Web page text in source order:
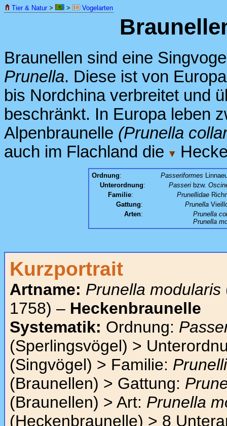
Tier & Natur > > Vogelarten
Braunellen sind eine
Prunella. Diese ist von
bis Nordchina verbreitet und
beschränkt. In Europa leben
Alpenbraunelle (Prunella
auch im Flachland die
Ordnung: Passeriformes
Unterordnung: Passeri bzw.
Familie: Prunellidae
Gattung: Prunella
Arten:
Prunella
Prunella
Kurzportrait
Artname: Prunella modularis
1758) – Heckenbraunelle
Systematik: Ordnung:
(Sperlingsvögel) >
(Singvögel) > Familie:
(Braunellen) > Gattung:
(Braunellen) > Art: Prunella
(Heckenbraunelle) > 8